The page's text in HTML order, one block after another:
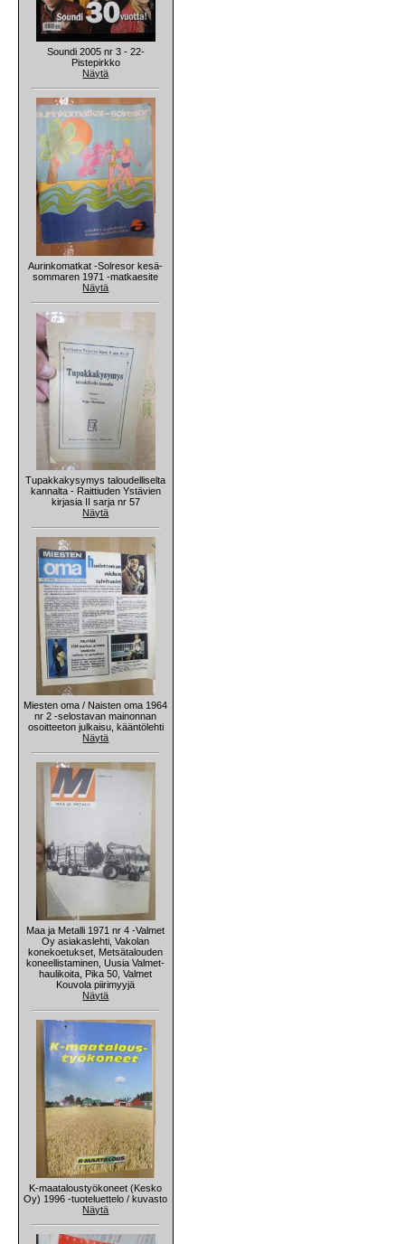
Soundi 2005 nr 3 - 22-
Pistepirkko
Näytä
Aurinkomatkat -Solresor kesä-
sommaren 1971 -matkaesite
Näytä
Tupakkakysymys taloudelliselta
kannalta - Raittiuden Ystävien
kirjasia II sarja nr 57
Näytä
Miesten oma / Naisten oma 1964
nr 2 -selostavan mainonnan
osoitteeton julkaisu, kääntölehti
Näytä
Maa ja Metalli 1971 nr 4 -Valmet
Oy asiakaslehti, Vakolan
konekoetukset, Metsätalouden
koneellistaminen, Uusia Valmet-
haulikoita, Pika 50, Valmet
Kouvola piirimyyjä
Näytä
K-maataloustyökoneet (Kesko
Oy) 1996 -tuoteluettelo / kuvasto
Näytä